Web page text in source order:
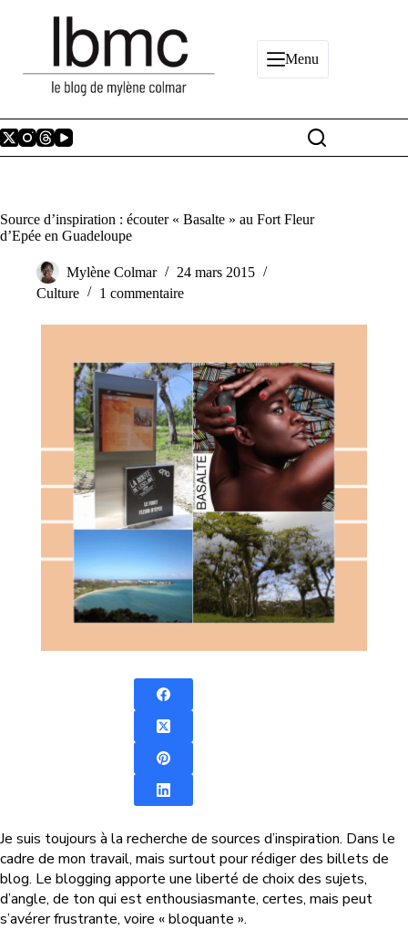
Menu
Source d’inspiration : écouter « Basalte » au Fort Fleur
d’Epée en Guadeloupe
Mylène Colmar
24 mars 2015
Culture
1 commentaire
Je suis toujours à la recherche de sources d’inspiration. Dans le
cadre de mon travail, mais surtout pour rédiger des billets de
blog. Le blogging apporte une liberté de choix des sujets,
d’angle, de ton qui est enthousiasmante, certes, mais peut
s’avérer frustrante, voire « bloquante ».